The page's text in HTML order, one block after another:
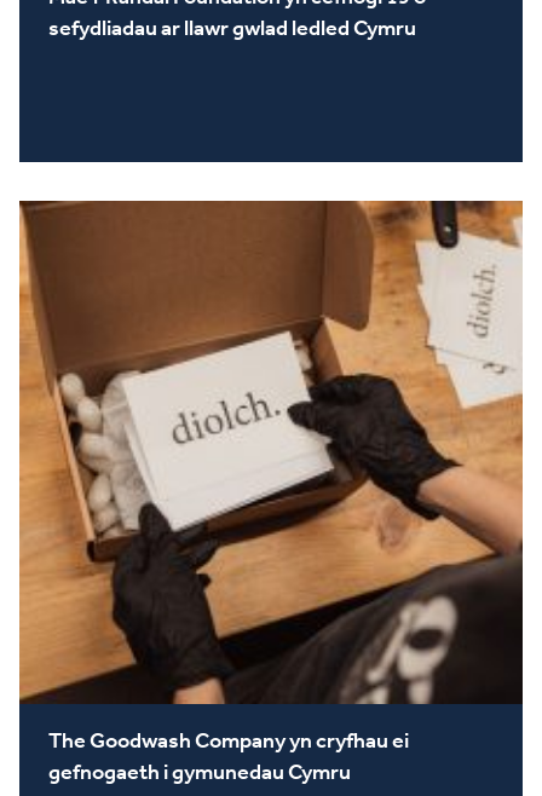
sefydliadau ar llawr gwlad ledled Cymru
The Goodwash Company yn cryfhau ei
gefnogaeth i gymunedau Cymru